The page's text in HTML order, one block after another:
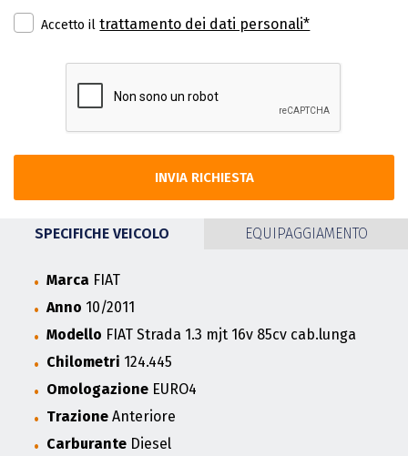
Accetto iltrattamento dei dati personali*
INVIA RICHIESTA
SPECIFICHE VEICOLO EQUIPAGGIAMENTO
Marca FIAT
Anno 10/2011
Modello FIAT Strada 1.3 mjt 16v 85cv cab.lunga
Chilometri 124.445
Omologazione EURO4
TrazioneAnteriore
Carburante Diesel